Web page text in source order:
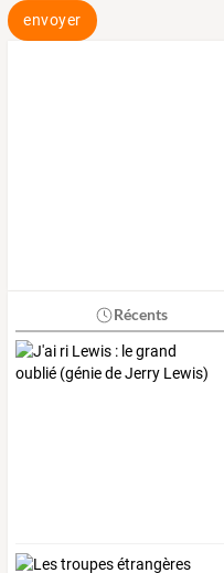
envoyer
Récents